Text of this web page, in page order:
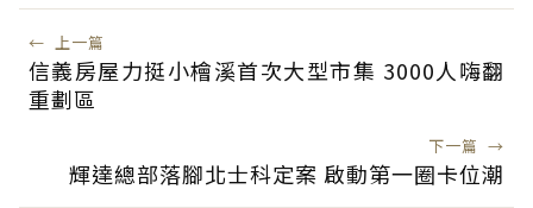
← 上一篇
信義房屋力挺小檜溪首次大型市集 3000人嗨翻
重劃區
下一篇 →
輝達總部落腳北士科定案 啟動第一圈卡位潮